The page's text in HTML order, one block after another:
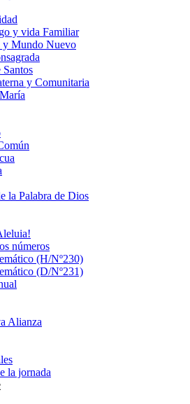
y vida Familiar
y Mundo Nuevo
y Comunitaria
la Palabra de Dios
números
(H/Nº230)
(D/Nº231)
Alianza
la jornada